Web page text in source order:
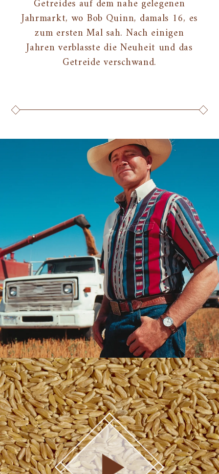
Getreides auf dem nahe gelegenen
Jahrmarkt, wo Bob Quinn, damals 16, es
zum ersten Mal sah. Nach einigen
Jahren verblasste die Neuheit und das
Getreide verschwand.